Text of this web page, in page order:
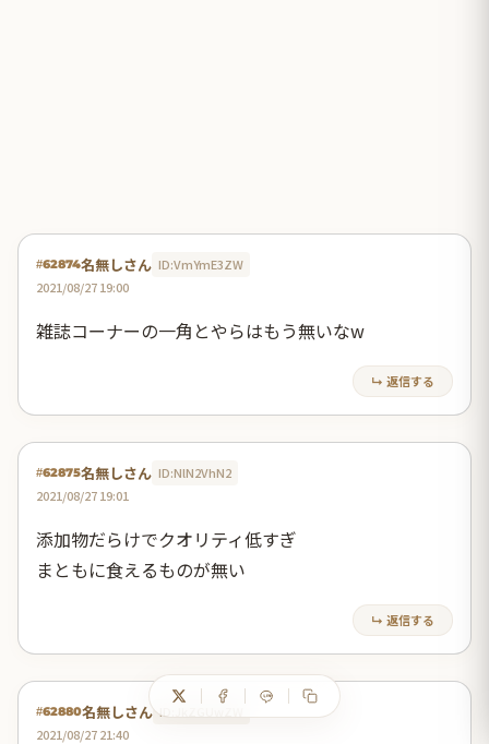
#62874名無しさん ID:VmYmE3ZW
2021/08/27 19:00
雑誌コーナーの一角とやらはもう無いなw
↳ 返信する
#62875名無しさん ID:NlN2VhN2
2021/08/27 19:01
添加物だらけでクオリティ低すぎ
まともに食えるものが無い
↳ 返信する
#62880名無しさん ID:JkZGUwZW
2021/08/27 21:40